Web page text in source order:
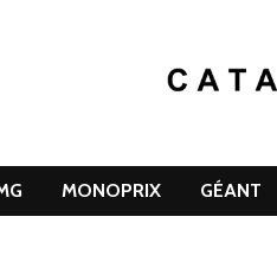
MONOPRIX GÉANT